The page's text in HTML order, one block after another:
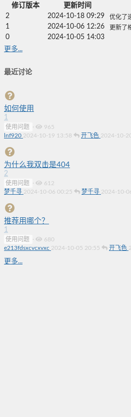
修订版本 更新时间
2
2024-10-18 09:29 优化了
1 2024-10-06 12:26 更新了
0
2024-10-05 14:03
更多...
最近讨论
如何使用
1
使用问题 ·
965
lnf920 2024-10-19 13:58 开飞色 2024-10-
为什么我双击是404
2
使用问题 ·
612
梦千寻 2024-10-06 00:25 梦千寻 2024-10-
推荐用哪个？
1
使用问题 ·
680
e213fdsxcvcxvxc 2024-10-05 20:55 开飞色
更多...